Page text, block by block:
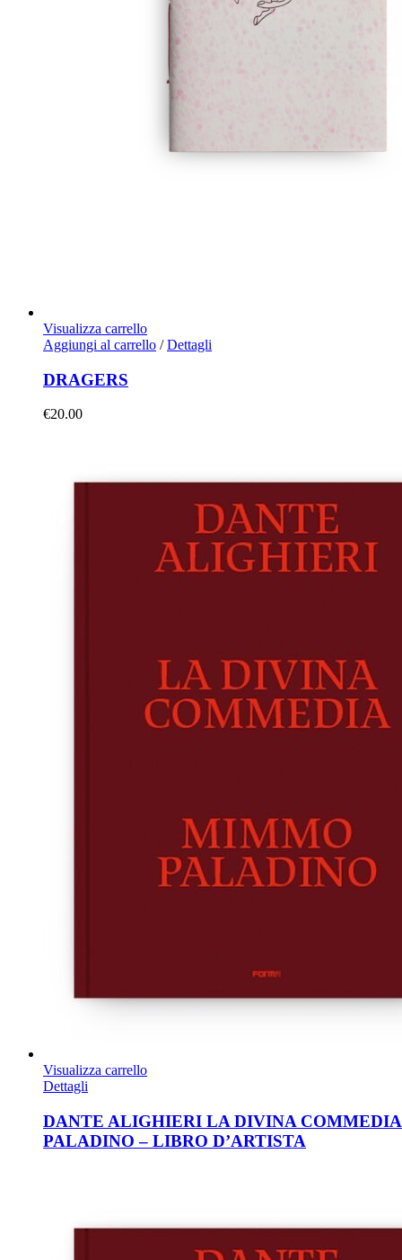
Visualizza carrello
Aggiungi al carrello / Dettagli
DRAGERS
€20.00
Visualizza carrello
Dettagli
DANTE ALIGHIERI LA DIVINA
PALADINO – LIBRO D’ARTISTA